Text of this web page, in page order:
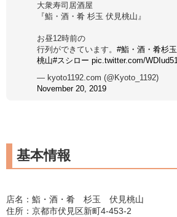
大衆寿司居酒屋
『鮨・酒・肴 杉玉 伏見桃山』
お昼12時前の
行列ができています。 #鮨・酒・肴杉
桃山#スシロー pic.twitter.com/
— kyoto1192.com (@Kyoto_1192)
November 20, 2019
基本情報
店名：鮨・酒・肴 杉玉 伏見桃山
住所：京都市伏見区新町4-453-2